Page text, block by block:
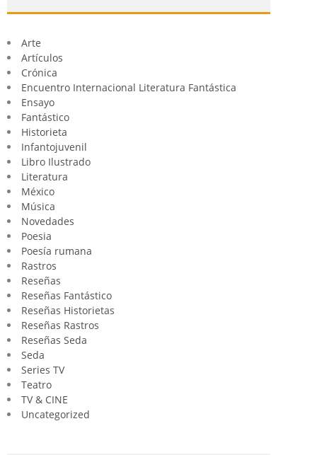
Arte
Artículos
Crónica
Encuentro Internacional Literatura Fantástica
Ensayo
Fantástico
Historieta
Infantojuvenil
Libro Ilustrado
Literatura
México
Música
Novedades
Poesia
Poesía rumana
Rastros
Reseñas
Reseñas Fantástico
Reseñas Historietas
Reseñas Rastros
Reseñas Seda
Seda
Series TV
Teatro
TV & CINE
Uncategorized